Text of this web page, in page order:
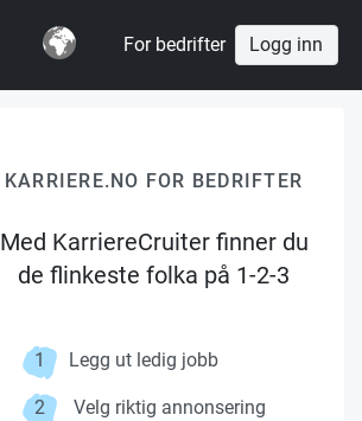
For bedrifter Logg inn
KARRIERE.NO FOR BEDRIFTER
Med KarriereCruiter finner du
de flinkeste folka på 1-2-3
1 Legg ut ledig jobb
2 Velg riktig annonsering